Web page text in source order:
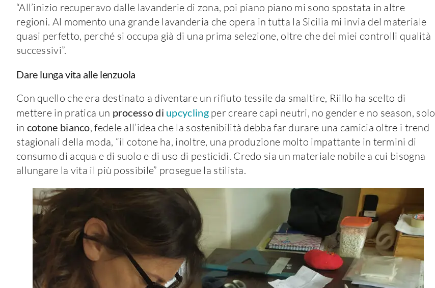
“All’inizio recuperavo dalle lavanderie di zona, poi piano piano mi sono spostata in altre
regioni. Al momento una grande lavanderia che opera in tutta la Sicilia mi invia del materiale
quasi perfetto, perché si occupa già di una prima selezione, oltre che dei miei controlli qualità
successivi”.
Dare lunga vita alle lenzuola
Con quello che era destinato a diventare un rifiuto tessile da smaltire, Riillo ha scelto di
mettere in pratica un processo di upcyclingper creare capi neutri, no gender e no season, solo
in cotone bianco, fedele all’idea che la sostenibilità debba far durare una camicia oltre i trend
stagionali della moda, “il cotone ha, inoltre, una produzione molto impattante in termini di
consumo di acqua e di suolo e di uso di pesticidi. Credo sia un materiale nobile a cui bisogna
allungare la vita il più possibile” prosegue la stilista.